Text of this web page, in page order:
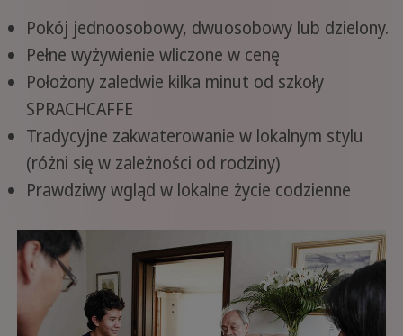
Pokój jednoosobowy, dwuosobowy lub dzielony.
Pełne wyżywienie wliczone w cenę
Położony zaledwie kilka minut od szkoły
SPRACHCAFFE
Tradycyjne zakwaterowanie w lokalnym stylu
(różni się w zależności od rodziny)
Prawdziwy wgląd w lokalne życie codzienne